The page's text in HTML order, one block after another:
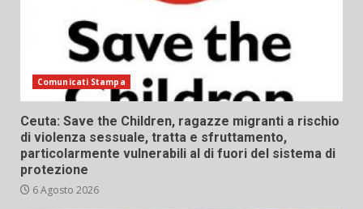
Comunicati Stampa
Ceuta: Save the Children, ragazze migranti a rischio
di violenza sessuale, tratta e sfruttamento,
particolarmente vulnerabili al di fuori del sistema di
protezione
6 Agosto 2026